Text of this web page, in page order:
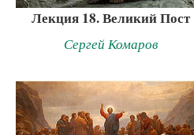
Лекция 18. Великий Пост
Сергей Комаров